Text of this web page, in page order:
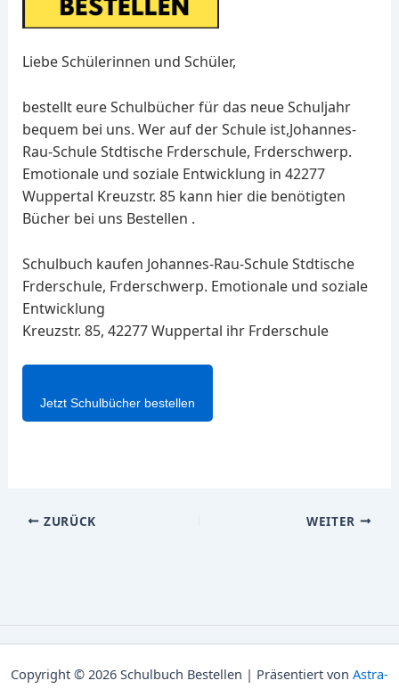
Liebe Schülerinnen und Schüler,
bestellt eure Schulbücher für das neue Schuljahr
bequem bei uns. Wer auf der Schule ist,Johannes-
Rau-Schule Stdtische Frderschule, Frderschwerp.
Emotionale und soziale Entwicklung in 42277
Wuppertal Kreuzstr. 85 kann hier die benötigten
Bücher bei uns Bestellen .
Schulbuch kaufen Johannes-Rau-Schule Stdtische
Frderschule, Frderschwerp. Emotionale und soziale
Entwicklung
Kreuzstr. 85, 42277 Wuppertal ihr Frderschule
Jetzt Schulbücher bestellen
ZURÜCK WEITER
Copyright © 2026 Schulbuch Bestellen | Präsentiert von Astra-